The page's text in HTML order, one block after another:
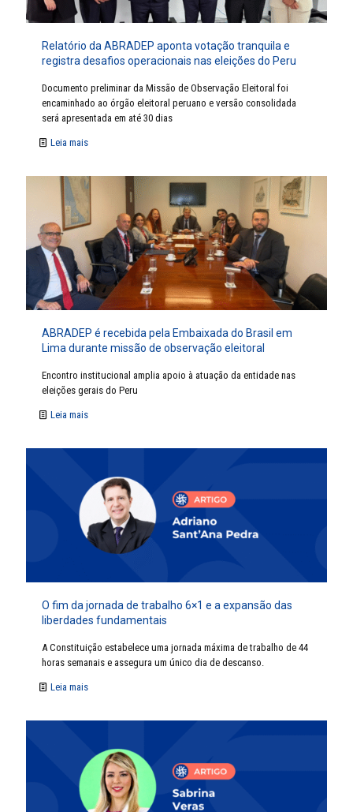
Relatório da ABRADEP aponta votação tranquila e
registra desafios operacionais nas eleições do Peru
Documento preliminar da Missão de Observação Eleitoral foi
encaminhado ao órgão eleitoral peruano e versão consolidada
será apresentada em até 30 dias
Leia mais
ABRADEP é recebida pela Embaixada do Brasil em
Lima durante missão de observação eleitoral
Encontro institucional amplia apoio à atuação da entidade nas
eleições gerais do Peru
Leia mais
O fim da jornada de trabalho 6×1 e a expansão das
liberdades fundamentais
A Constituição estabelece uma jornada máxima de trabalho de 44
horas semanais e assegura um único dia de descanso.
Leia mais